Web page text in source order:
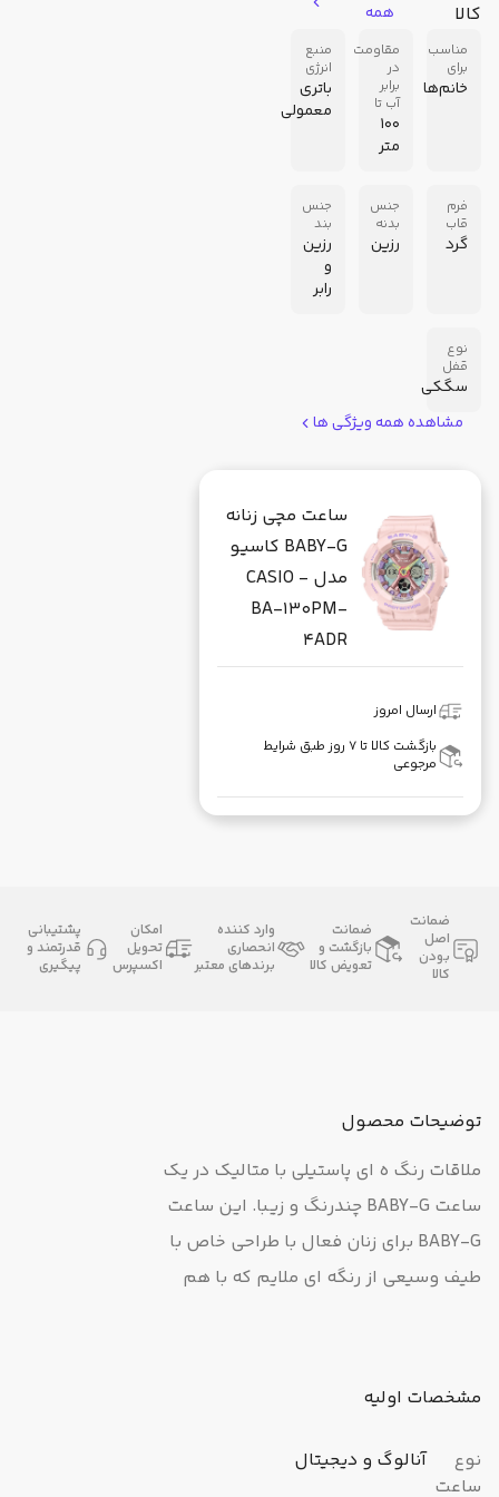
کالا
همه
مناسب
برای
خانم‌ها
مقاومت
در
برابر
آب تا
100
متر
منبع
انرژی
باتری
معمولی
فرم
قاب
گرد
جنس
بدنه
رزین
جنس
بند
رزین
و
رابر
نوع
قفل
سگکی
مشاهده همه ویژگی ها
ساعت مچی زنانه
BABY-G کاسیو
مدل CASIO -
BA-130PM-
4ADR
ارسال امروز
بازگشت کالا تا ۷ روز طبق شرایط
مرجوعی
ضمانت
اصل
بودن
کالا
ضمانت
بازگشت و
تعویض کالا
وارد کننده
انحصاری
برندهای معتبر
امکان
تحویل
اکسپرس
پشتیبانی
قدرتمند و
پیگیری
توضیحات محصول
ملاقات رنگ ه ای پاستیلی با متالیک در یک
ساعت BABY-G چندرنگ و زیبا. این ساعت
BABY-G برای زنان فعال با طراحی خاص با
طیف وسیعی از رنگه ای ملایم که با هم
دارای روکش فلزی با درخشندگی فوق
در کنار قاب و بند مات، ظاهری منحصر به
مشخصات اولیه
نوع
ساعت
آنالوگ و دیجیتال